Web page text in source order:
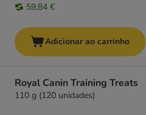
59,84 €
Adicionar ao carrinho
Royal Canin Training Treats
110 g (120 unidades)